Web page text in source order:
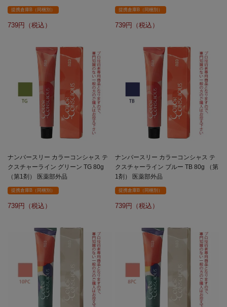
提携倉庫B（同梱別）
739
提携倉庫B（同梱別）
739
ナンバースリー カラーコンシャス テ
クスチャーライン グリーン TG 80g
（第1剤） 医薬部外品
提携倉庫B（同梱別）
739
ナンバースリー カラーコンシャス テ
クスチャーライン ブルー TB 80g （第
1剤） 医薬部外品
提携倉庫B（同梱別）
739